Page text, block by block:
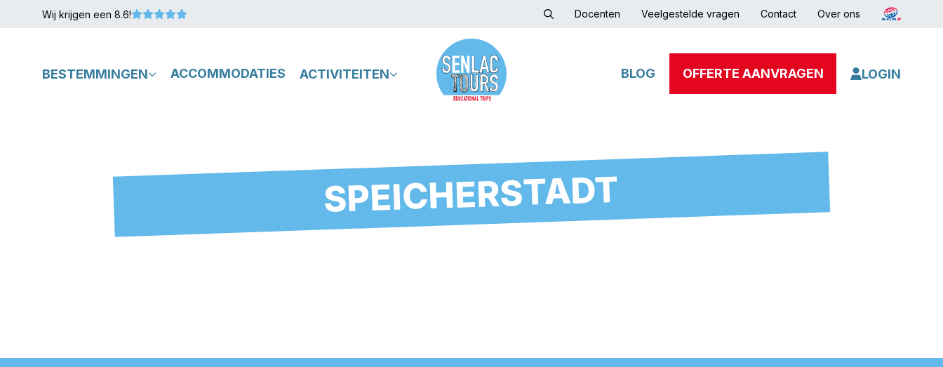
Wij krijgen een 8.6! Docenten Veelgestelde vragen Contact Over ons
BESTEMMINGEN ACCOMMODATIES ACTIVITEITEN BLOG OFFERTE AANVRAGEN LOGIN
SPEICHERSTADT